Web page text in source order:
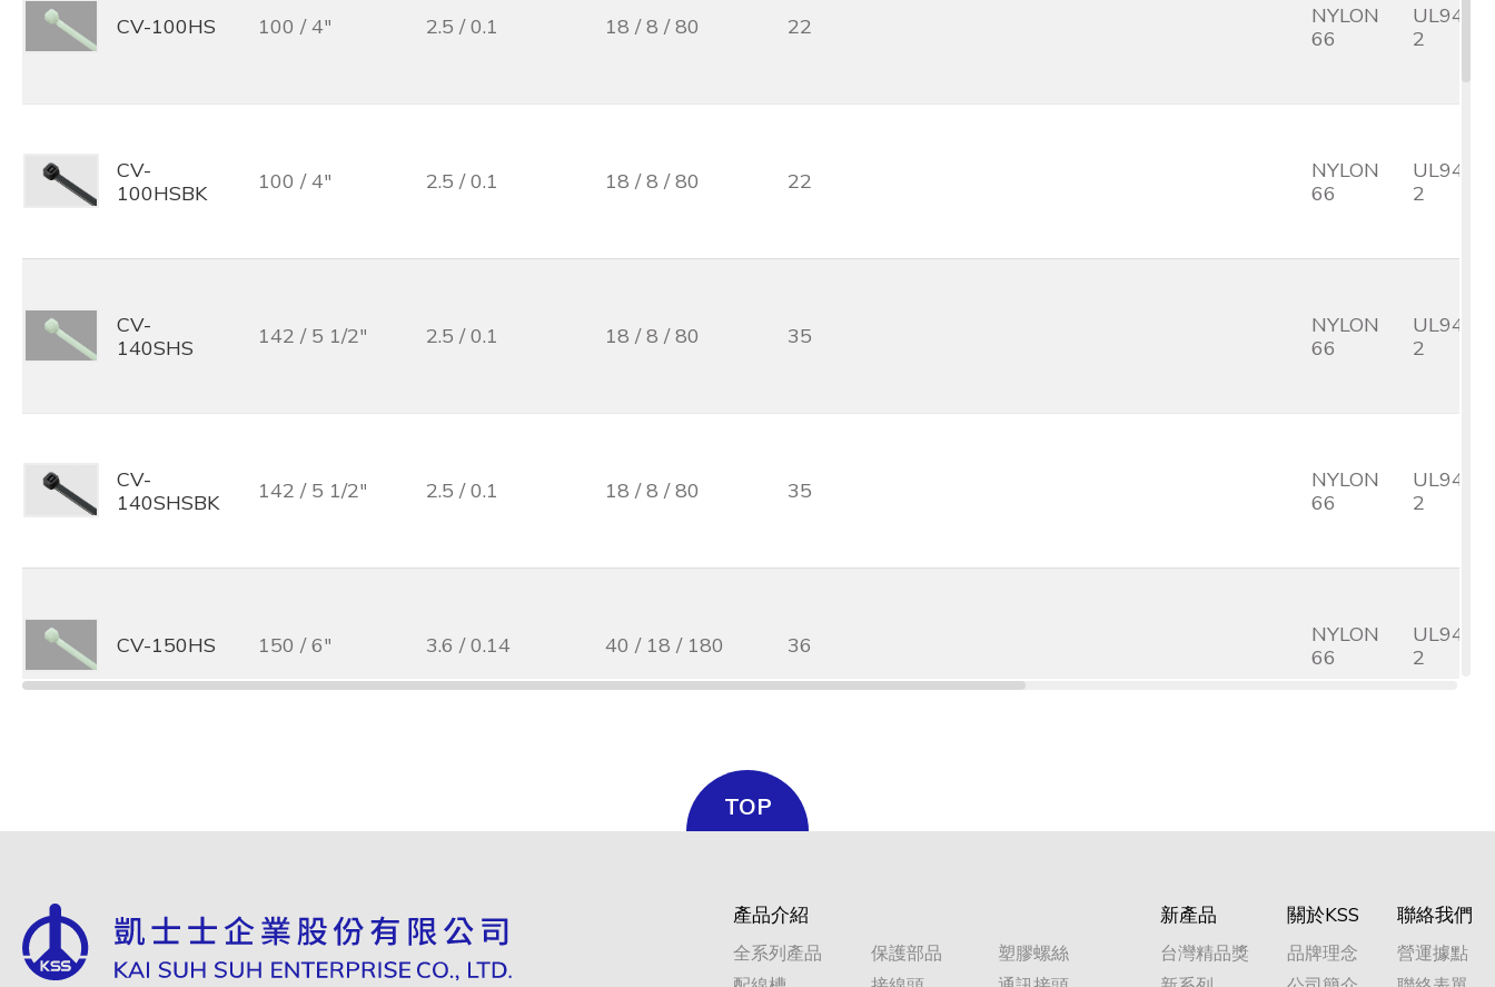
CV-100HS 100 / 4" 2.5 / 0.1 18 / 8 / 80 22
NYLON
66
UL94V-
2
CV-
100HSBK
100 / 4" 2.5 / 0.1 18 / 8 / 80 22
NYLON
66
UL94V-
2
CV-
140SHS
142 / 5 1/2" 2.5 / 0.1 18 / 8 / 80 35
NYLON
66
UL94V-
2
CV-
140SHSBK
142 / 5 1/2" 2.5 / 0.1 18 / 8 / 80 35
NYLON
66
UL94V-
2
CV-150HS 150 / 6" 3.6 / 0.14 40 / 18 / 180 36
NYLON
66
UL94V-
2
40 / 18 / 180 36
CV-
200MHS
203 / 8" 2.5 / 0.1 55
NYLON
66
UL94V-
2
TOP
產品介紹
全系列產品
保護部品
塑膠螺絲
新產品
台灣精品獎
關於KSS
品牌理念
聯絡我們
營運據點